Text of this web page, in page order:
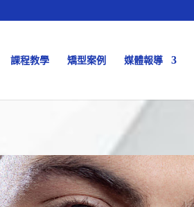
課程教學 矯型案例 媒體報導